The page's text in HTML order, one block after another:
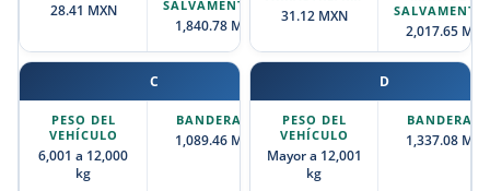
28.41 MXN
1,840.78 MXN
31.12 MXN
2,017.65 MXN
C
6,001 a 12,000
kg
1,089.46 MXN
D
Mayor a 12,001
kg
1,337.08 MXN